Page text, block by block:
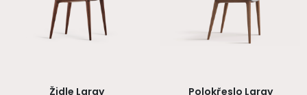
Židle Laray Polokřeslo Laray